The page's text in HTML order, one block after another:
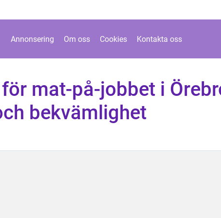
Annonsering Om oss Cookies Kontakta oss
mat-på-jobbet i
bekvämlighet